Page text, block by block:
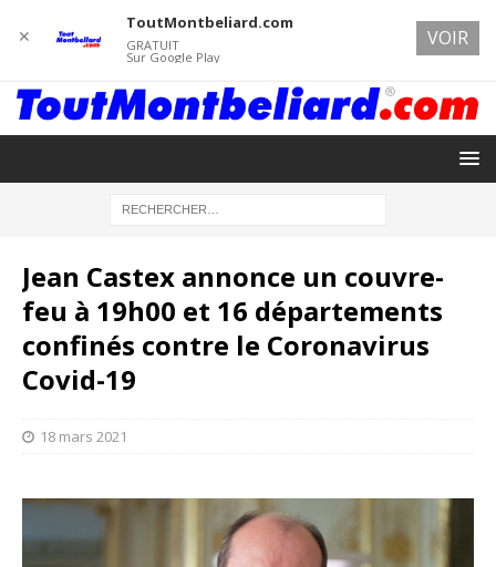
Jean Castex annonce un couvre-
feu à 19h00 et 16 départements
confinés contre le Coronavirus
Covid-19
18 mars 2021
✕
ToutMontbeliard.com
GRATUIT
Sur Google Play
VOIR